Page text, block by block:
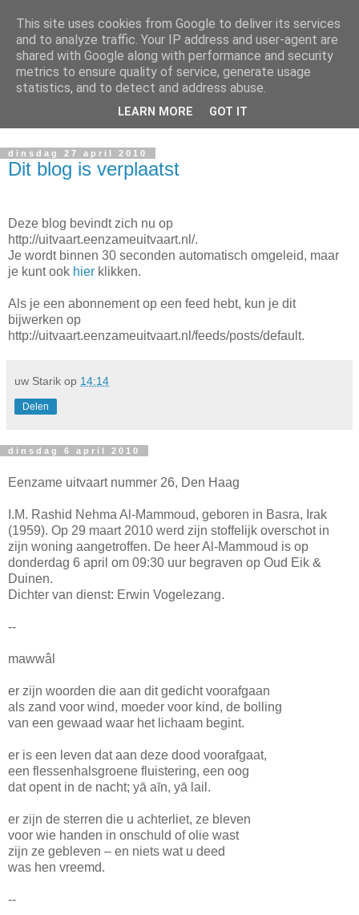
UITVAARTEN
Omschrijving van de eenzame uitvaarten in Nederland
bijgewoond door de dichters in dienst van de stichting
dinsdag 27 april 2010
Dit blog is verplaatst
Deze blog bevindt zich nu op
http://uitvaart.eenzameuitvaart.nl/.
Je wordt binnen 30 seconden automatisch omgeleid, maar
je kunt ook hier klikken.
Als je een abonnement op een feed hebt, kun je dit
bijwerken op
http://uitvaart.eenzameuitvaart.nl/feeds/posts/default.
uw Starik op 14:14
Delen
dinsdag 6 april 2010
Eenzame uitvaart nummer 26, Den Haag
I.M. Rashid Nehma Al-Mammoud, geboren in Basra, Irak
(1959). Op 29 maart 2010 werd zijn stoffelijk overschot in
zijn woning aangetroffen. De heer Al-Mammoud is op
donderdag 6 april om 09:30 uur begraven op Oud Eik &
Duinen.
Dichter van dienst: Erwin Vogelezang.
--
mawwâl
er zijn woorden die aan dit gedicht voorafgaan
als zand voor wind, moeder voor kind, de bolling
van een gewaad waar het lichaam begint.
er is een leven dat aan deze dood voorafgaat,
een flessenhalsgroene fluistering, een oog
dat opent in de nacht; yā aīn, yā lail.
er zijn de sterren die u achterliet, ze bleven
voor wie handen in onschuld of olie wast
zijn ze gebleven – en niets wat u deed
was hen vreemd.
--
This site uses cookies from Google to deliver its services
and to analyze traffic. Your IP address and user-agent are
shared with Google along with performance and security
metrics to ensure quality of service, generate usage
statistics, and to detect and address abuse.
LEARN MORE GOT IT